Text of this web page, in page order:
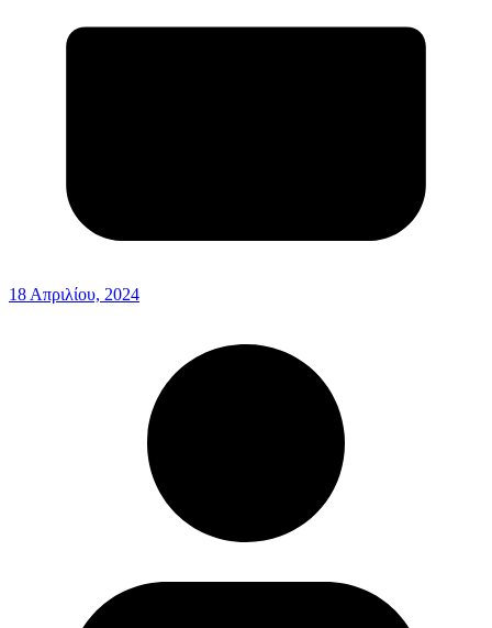
18 Απριλίου, 2024